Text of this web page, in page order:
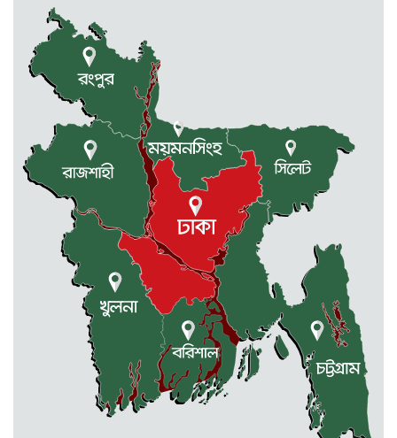
পূর্বধলায় রুক্কু মিয়াকে হত্যা চেষ্টার
আসামীদের গ্রেফতারের দাবীতে মানবন্ধন
ও বিক্ষোভ মিছিল
আবশ্যক
নেত্রকোনার দুর্গাপুরে ৬৩ বোতল
ভারতীয় মদসহ আটক -২
কেন্দুয়ায় ফাইভ ব্রাদার্স সোশাল
ওয়েলফেয়ার এসোসিয়েশনের উদ্যোগে
বৃক্ষরোপণ কর্মসূচী
মোহনগঞ্জ উপজেলা স্বাস্থ্য কম্প্লেক্স
কর্মকর্তা ডা. মোমেনুল এর অকাল মৃত্যু